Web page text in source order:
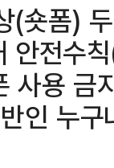
(숏폼)
안전
사용
인 누